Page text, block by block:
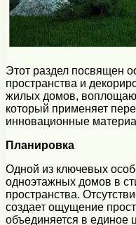
Этот раздел посвящен
пространства и
жилых домов,
который применяет
инновационные
Планировка
Одной из ключевых
одноэтажных домов в
пространства.
создает ощущение
объединяется в единое